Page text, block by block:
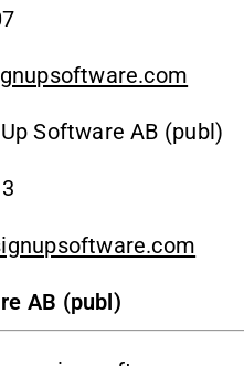
Software AB (publ)
AB (publ)